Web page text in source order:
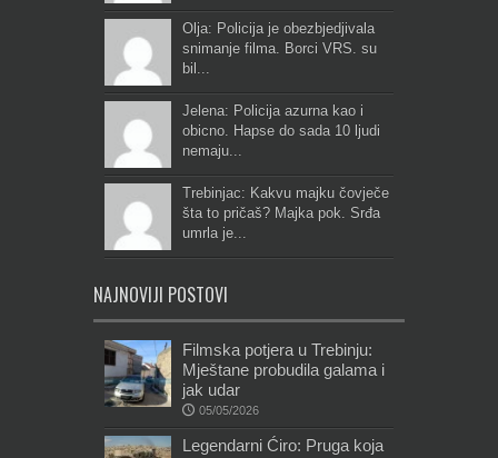
Olja: Policija je obezbjedjivala
snimanje filma. Borci VRS. su
bil...
Jelena: Policija azurna kao i
obicno. Hapse do sada 10 ljudi
nemaju...
Trebinjac: Kakvu majku čovječe
šta to pričaš? Majka pok. Srđa
umrla je...
NAJNOVIJI POSTOVI
Filmska potjera u Trebinju:
Mještane probudila galama i
jak udar
05/05/2026
Legendarni Ćiro: Pruga koja